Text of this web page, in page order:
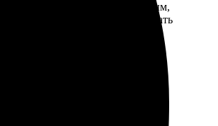
Интерфейс оказался удобным,
Определенно, буду заказывать